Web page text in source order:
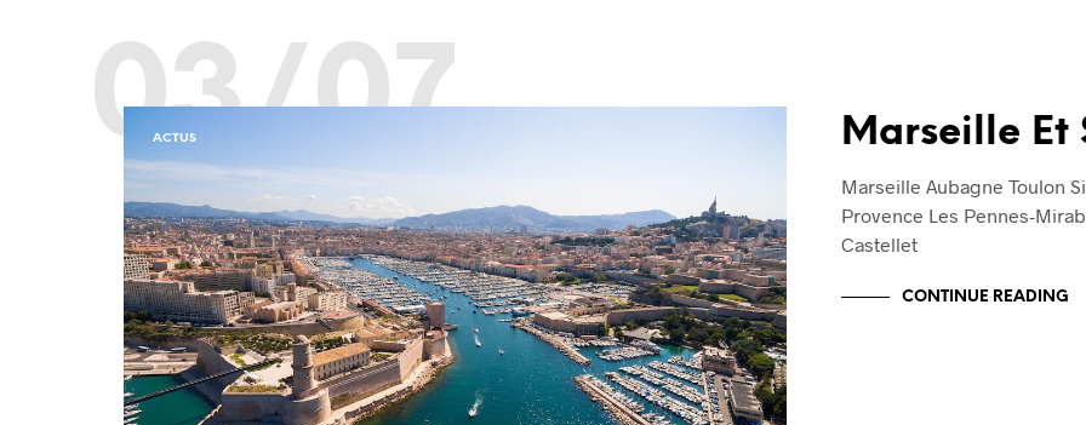
03/07
ACTUS Marseille Et
Marseille Aubagne Toulon
Provence Les Pennes-
Castellet
CONTINUE READING